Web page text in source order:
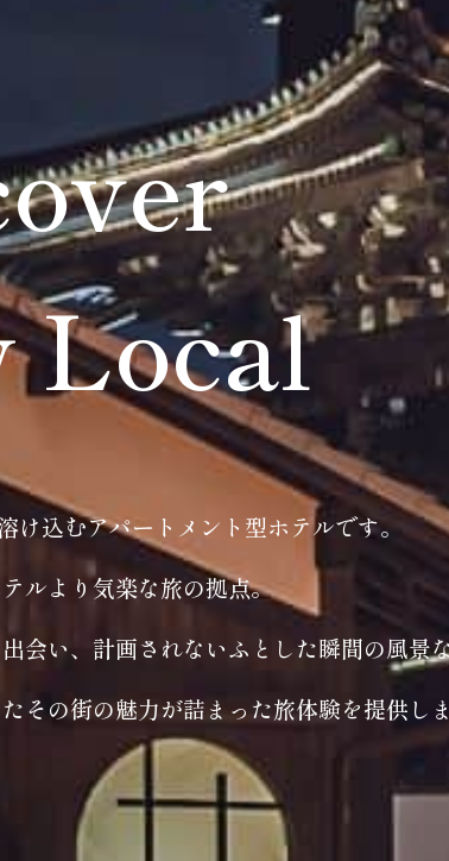
Local
け込むアパートメント型ホテルです。
ルより気楽な旅の拠点。
会い、計画されないふとした瞬間の風景
その街の魅力が詰まった旅体験を提供し